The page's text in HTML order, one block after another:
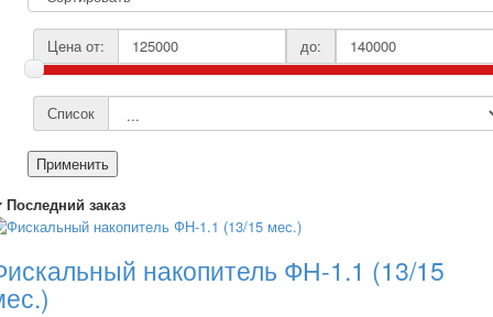
Цена от: до:
Список
Применить
Последний заказ
накопитель ФН-1.1 (13/15